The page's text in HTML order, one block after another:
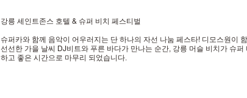
강릉 세인트존스 호텔 & 슈퍼 비치 페스티벌
슈퍼카와 함께 음악이 어우러지는 단 하나의 자선 나눔 페스타! 디모스원이
선선한 가을 날씨 DJ비트와 푸른 바다가 만나는 순간, 강릉 머슬 비치가 슈퍼
하고 좋은 시간으로 마무리 되었습니다.